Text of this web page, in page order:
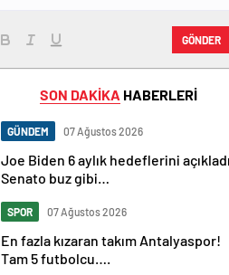
GÖNDER
SON DAKİKA HABERLERİ
GÜNDEM 07 Ağustos 2026
Joe Biden 6 aylık hedeflerini
Senato buz gibi…
SPOR 07 Ağustos 2026
En fazla kızaran takım Antalyaspor!
Tam 5 futbolcu….